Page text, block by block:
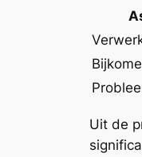
Uit de